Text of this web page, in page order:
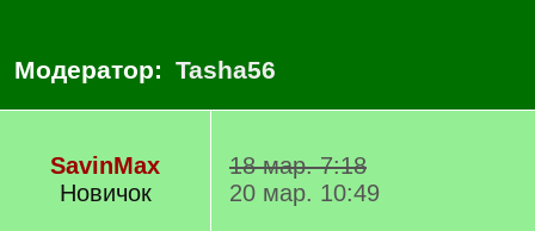
Модератор: Tasha56
SavinMax
Новичок
18 мар. 7:18
20 мар. 10:49